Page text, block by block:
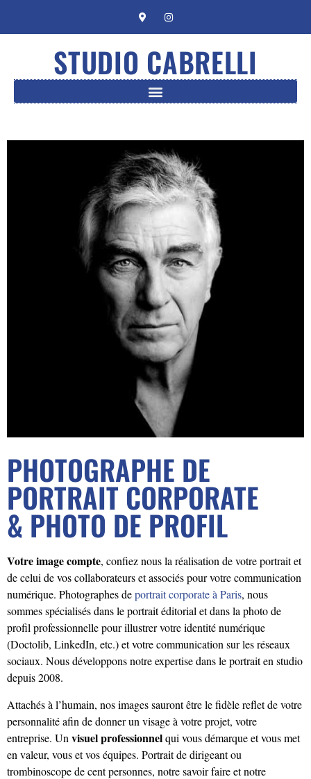
STUDIO CABRELLI
PHOTOGRAPHE DE
PORTRAIT CORPORATE
& PHOTO DE PROFIL
Votre image compte, confiez nous la réalisation de votre portrait et
de celui de vos collaborateurs et associés pour votre communication
numérique. Photographes deportrait corporate à Paris, nous
sommes spécialisés dans le portrait éditorial et dans la photo de
profil professionnelle pour illustrer votre identité numérique
(Doctolib, LinkedIn, etc.) et votre communication sur les réseaux
sociaux. Nous développons notre expertise dans le portrait en studio
depuis 2008.
Attachés à l’humain, nos images sauront être le fidèle reflet de votre
personnalité afin de donner un visage à votre projet, votre
entreprise. Un visuel professionnelqui vous démarque et vous met
en valeur, vous et vos équipes. Portrait de dirigeant ou
trombinoscope de cent personnes, notre savoir faire et notre